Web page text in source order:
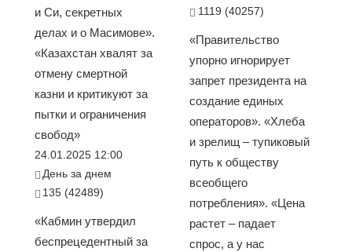
и Си, секретных
делах и о Масимове».
«Казахстан хвалят за
отмену смертной
казни и критикуют за
пытки и ограничения
свобод»
24.01.2025 12:00
День за днем
135 (42489)
«Кабмин утвердил
беспрецедентный за
1119 (40257)
«Правительство
упорно игнорирует
запрет президента на
создание единых
операторов». «Хлеба
и зрелищ – тупиковый
путь к обществу
всеобщего
потребления». «Цена
растет – падает
спрос, а у нас